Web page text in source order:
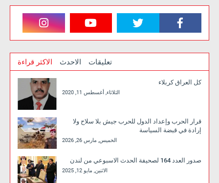
الاكثر قراءة الاحدث تعليقات
كل العراق كربلاء
الثلاثاء, أغسطس 11, 2020
قرار الحرب وإعداد الدول للحرب جيش بلا سلاح ولا
إرادة في قبضة السياسة
الخميس, مارس 26, 2026
صدور العدد 164 لصحيفة الحدث الاسبوعي من لندن
الاثنين, مايو 12, 2025